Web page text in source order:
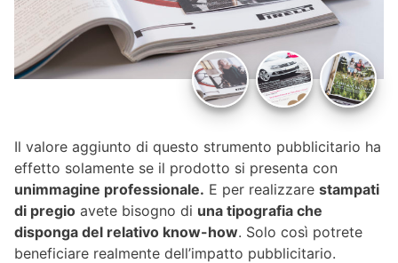
Il valore aggiunto di questo strumento pubblicitario ha
effetto solamente se il prodotto si presenta con
unimmagine professionale. E per realizzare stampati
di pregio avete bisogno di una tipografia che
disponga del relativo know-how. Solo così potrete
beneficiare realmente dell’impatto pubblicitario.